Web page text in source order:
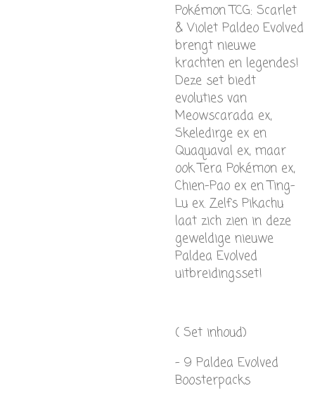
Pokémon TCG: Scarlet
& Violet Paldeo Evolved
brengt nieuwe
krachten en legendes!
Deze set biedt
evoluties van
Meowscarada ex,
Skeledirge ex en
Quaquaval ex, maar
ook Tera Pokémon ex,
Chien-Pao ex en Ting-
Lu ex. Zelfs Pikachu
laat zich zien in deze
geweldige nieuwe
Paldea Evolved
uitbreidingsset!
( Set inhoud)
- 9 Paldea Evolved
Boosterpacks